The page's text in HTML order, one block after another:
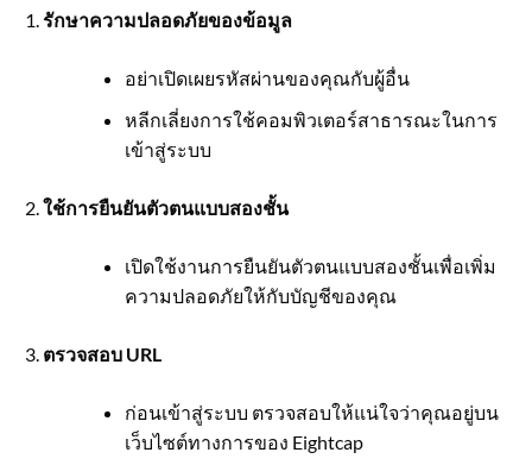
รักษาความปลอดภัยของข้อมูล
อย่าเปิดเผยรหัสผ่านของคุณกับผู้อื่น
หลีกเลี่ยงการใช้คอมพิวเตอร์สาธารณะในการ
เข้าสู่ระบบ
ใช้การยืนยันตัวตนแบบสองชั้น
เปิดใช้งานการยืนยันตัวตนแบบสองชั้นเพื่อเพิ่ม
ความปลอดภัยให้กับบัญชีของคุณ
ตรวจสอบ URL
ก่อนเข้าสู่ระบบ ตรวจสอบให้แน่ใจว่าคุณอยู่บน
เว็บไซต์ทางการของ Eightcap